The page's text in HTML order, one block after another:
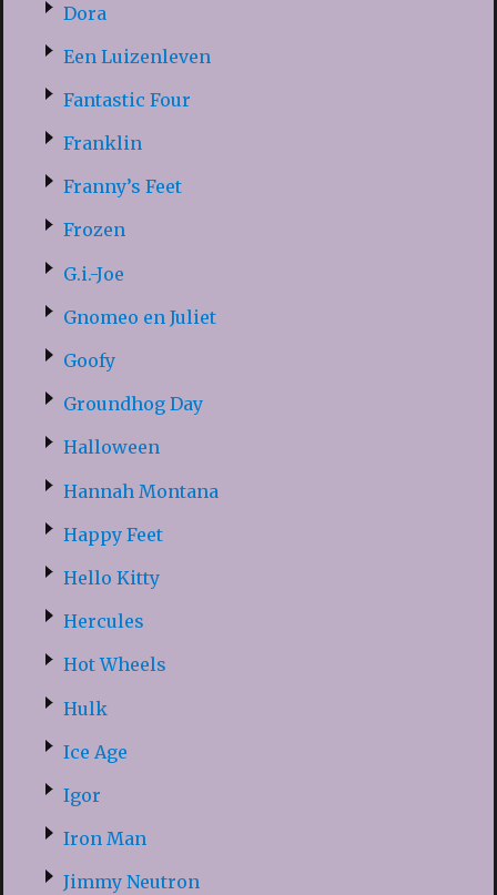
Dora
Een Luizenleven
Fantastic Four
Franklin
Franny’s Feet
Frozen
G.i.-Joe
Gnomeo en Juliet
Goofy
Groundhog Day
Halloween
Hannah Montana
Happy Feet
Hello Kitty
Hercules
Hot Wheels
Hulk
Ice Age
Igor
Iron Man
Jimmy Neutron